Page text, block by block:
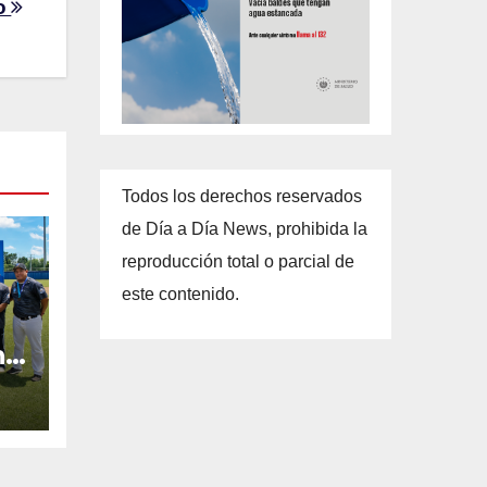
Todos los derechos reservados
de Día a Día News, prohibida la
reproducción total o parcial de
este contenido.